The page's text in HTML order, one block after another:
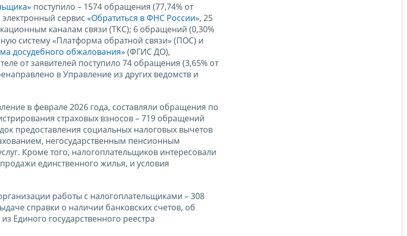
поступило – 1574 обращения (77,74% от
сервис «Обратиться в ФНС России», 25
каналам связи (ТКС); 6 обращений (0,30%
систему «Платформа обратной связи» (ПОС) и
досудебного обжалования» (ФГИС ДО),
от заявителей поступило 74 обращения (3,65% от
в Управление из других ведомств и
в феврале 2026 года, составляли обращения по
страховых взносов – 719 обращений
предоставления социальных налоговых вычетов
негосударственным пенсионным
Кроме того, налогоплательщиков интересовали
единственного жилья, и условия
работы с налогоплательщиками – 308
справки о наличии банковских счетов, об
Единого государственного реестра